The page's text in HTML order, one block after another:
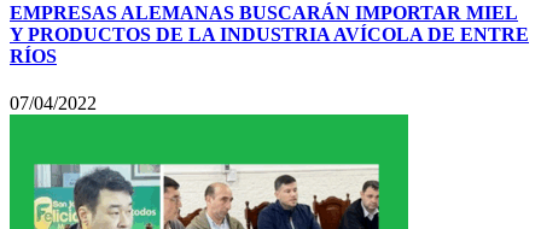
EMPRESAS ALEMANAS BUSCARÁN IMPORTAR MIEL
Y PRODUCTOS DE LA INDUSTRIA AVÍCOLA DE ENTRE
RÍOS
07/04/2022